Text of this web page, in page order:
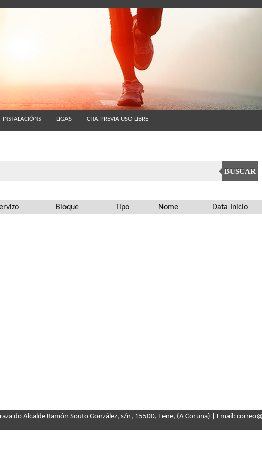
INSTALACIÓNS LIGAS CITA PREVIA USO LIBRE
BUSCAR
Bloque Tipo Nome Data Inicio
do Alcalde Ramón Souto González, s/n, 15500, Fene, (A Coruña) | Email: